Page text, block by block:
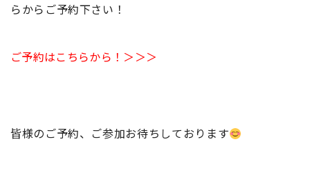
らからご予約下さい！
ご予約はこちらから！＞＞＞
皆様のご予約、ご参加お待ちしております